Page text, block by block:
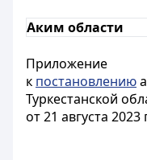
Аким области
Приложение
к постановлению
Туркестанской
от 21 августа